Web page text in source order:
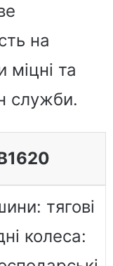
на
міцні та
служби.
тягові
колеса: